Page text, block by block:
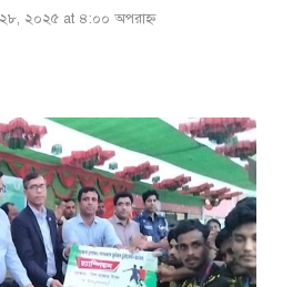
২৮, ২০২৫ at ৪:০০ অপরাহ্ণ